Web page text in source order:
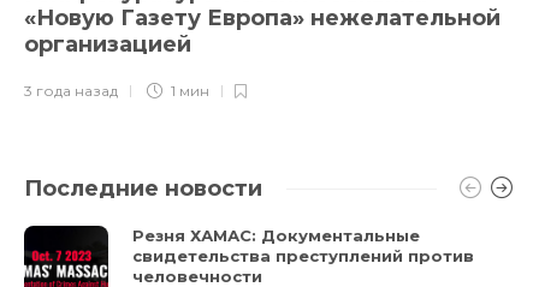
«Новую Газету Европа» нежелательной
организацией
3 года назад 1 мин
Последние новости
Резня ХАМАС: Документальные
свидетельства преступлений против
человечности